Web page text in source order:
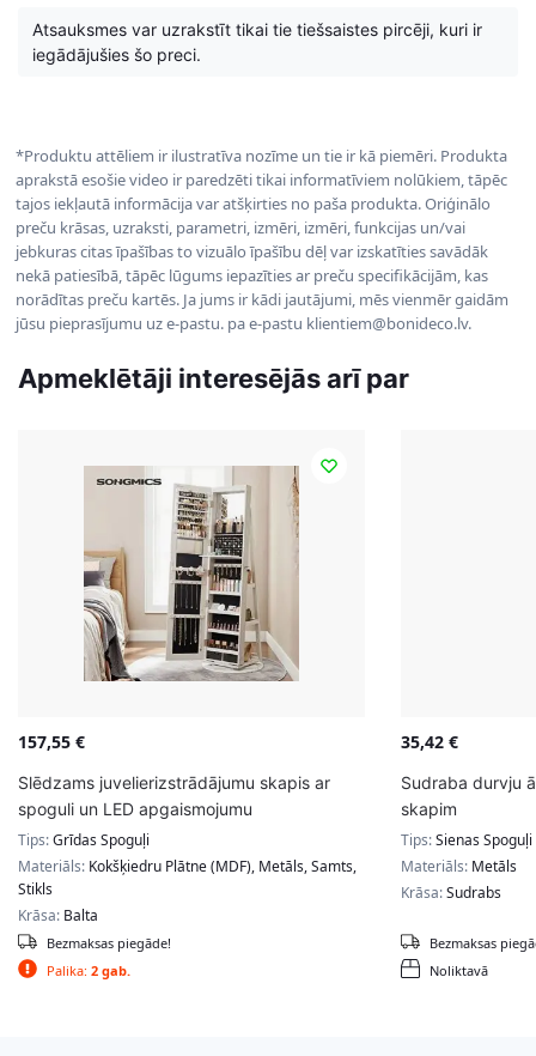
Atsauksmes var uzrakstīt tikai tie tiešsaistes pircēji, kuri ir
iegādājušies šo preci.
*Produktu attēliem ir ilustratīva nozīme un tie ir kā piemēri. Produkta
aprakstā esošie video ir paredzēti tikai informatīviem nolūkiem, tāpēc
tajos iekļautā informācija var atšķirties no paša produkta. Oriģinālo
preču krāsas, uzraksti, parametri, izmēri, izmēri, funkcijas un/vai
jebkuras citas īpašības to vizuālo īpašību dēļ var izskatīties savādāk
nekā patiesībā, tāpēc lūgums iepazīties ar preču specifikācijām, kas
norādītas preču kartēs. Ja jums ir kādi jautājumi, mēs vienmēr gaidām
jūsu pieprasījumu uz e-pastu. pa e-pastu klientiem@bonideco.lv.
Apmeklētāji interesējās arī par
157,55 €
Slēdzams juvelierizstrādājumu skapis ar
spoguli un LED apgaismojumu
Tips:Grīdas Spoguļi
Materiāls: Kokšķiedru Plātne (MDF), Metāls, Samts,
Stikls
Krāsa: Balta
Palika: 2 gab.
Bezmaksas piegāde!
35,42 €
Sudraba durvju
skapim
Tips:Sienas Spoguļi
Materiāls: Metāls
Krāsa:Sudrabs
Noliktavā
Bezmaksas